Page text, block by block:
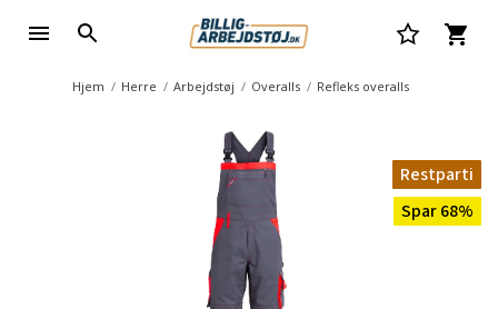
Hjem Herre Arbejdstøj Overalls Refleks overalls
Restparti
Spar 68%